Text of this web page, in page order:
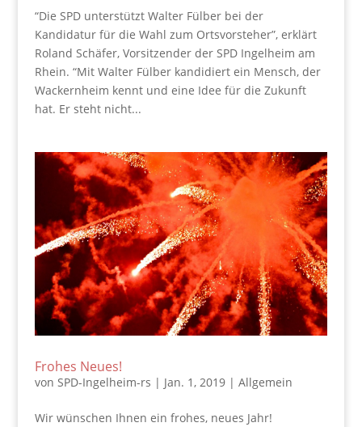
“Die SPD unterstützt Walter Fülber bei der
Kandidatur für die Wahl zum Ortsvorsteher”, erklärt
Roland Schäfer, Vorsitzender der SPD Ingelheim am
Rhein. “Mit Walter Fülber kandidiert ein Mensch, der
Wackernheim kennt und eine Idee für die Zukunft
hat. Er steht nicht...
Frohes Neues!
von SPD-Ingelheim-rs | Jan. 1, 2019| Allgemein
Wir wünschen Ihnen ein frohes, neues Jahr!